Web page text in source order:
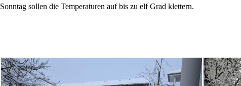
Sonntag sollen die Temperaturen auf bis zu elf Grad klettern.